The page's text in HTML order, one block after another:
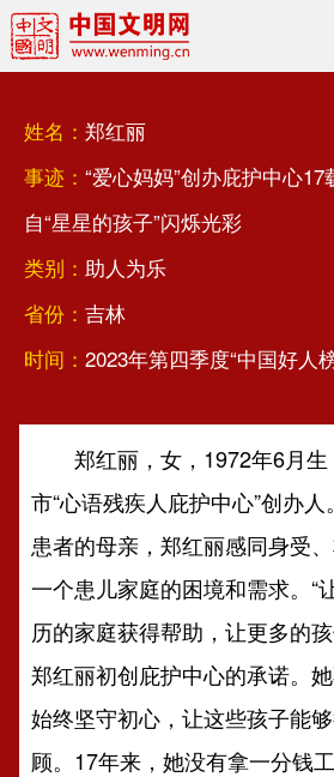
权威发布
文明实践
姓名： 郑红丽
事迹： “爱心妈妈”创办庇护中心17
自“星星的孩子”闪烁光彩
类别： 助人为乐
省份： 吉林
时间： 2023年第四季度“中国好人
郑红丽，女，1972年6月生
市“心语残疾人庇护中心”创办
患者的母亲，郑红丽感同身受
一个患儿家庭的困境和需求。“
历的家庭获得帮助，让更多的
郑红丽初创庇护中心的承诺。
始终坚守初心，让这些孩子能
顾。17年来，她没有拿一分钱